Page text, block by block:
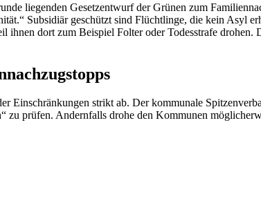
liegenden Gesetzentwurf der Grünen zum
Subsidiär geschützt sind Flüchtlinge, die kein Asyl
ihnen dort zum Beispiel Folter oder Todesstrafe
Einschränkungen strikt ab. Der kommunale
prüfen. Andernfalls drohe den Kommunen